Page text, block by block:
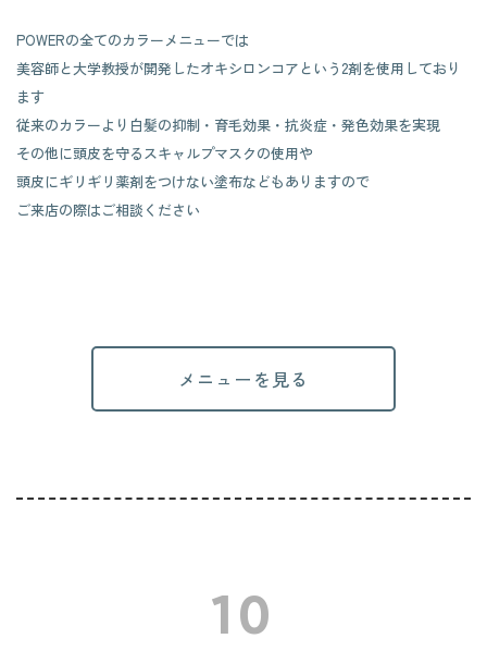
POWERの全てのカラーメニューでは
美容師と大学教授が開発したオキシロンコアという2剤を使用しており
ます
従来のカラーより白髪の抑制・育毛効果・抗炎症・発色効果を実現
その他に頭皮を守るスキャルプマスクの使用や
​​​​​​​頭皮にギリギリ薬剤をつけない塗布などもありますので
ご来店の際はご相談ください
メニューを見る
10